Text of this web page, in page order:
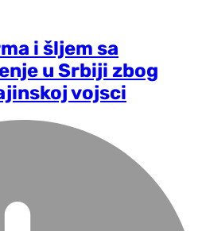
i šljem sa
u Srbiji zbog
vojsci